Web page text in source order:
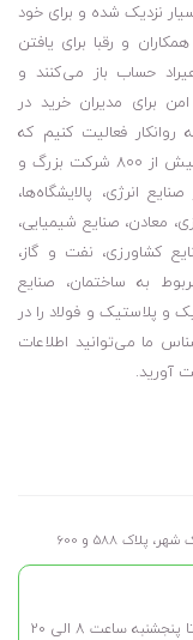
نزدیک شده و برای خود
و رقبا برای یافتن
حساب باز می‌کنند و
برای مدیران خرید در
فعالیت کنیم که
باعث رشد روزافزون مجموعه شد. در همین راستا بیش از 800 شرکت بزرگ و
انرژی، پالایشگاه‌ها،
معادن، صنایع شیمیایی،
کشاورزی، نفت و گاز،
به ساختمان، صنایع
و پلاستیک و فولاد را در
ما می‌توانید اطلاعات
آورید.
ساعت 8 الی ۲۰